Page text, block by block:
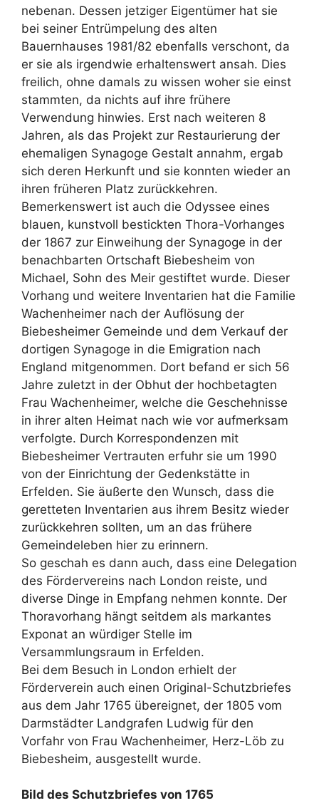
nebenan. Dessen jetziger Eigentümer hat sie
bei seiner Entrümpelung des alten
Bauernhauses 1981/82 ebenfalls verschont, da
er sie als irgendwie erhaltenswert ansah. Dies
freilich, ohne damals zu wissen woher sie einst
stammten, da nichts auf ihre frühere
Verwendung hinwies. Erst nach weiteren 8
Jahren, als das Projekt zur Restaurierung der
ehemaligen Synagoge Gestalt annahm, ergab
sich deren Herkunft und sie konnten wieder an
ihren früheren Platz zurückkehren.
Bemerkenswert ist auch die Odyssee eines
blauen, kunstvoll bestickten Thora-Vorhanges
der 1867 zur Einweihung der Synagoge in der
benachbarten Ortschaft Biebesheim von
Michael, Sohn des Meir gestiftet wurde. Dieser
Vorhang und weitere Inventarien hat die Familie
Wachenheimer nach der Auflösung der
Biebesheimer Gemeinde und dem Verkauf der
dortigen Synagoge in die Emigration nach
England mitgenommen. Dort befand er sich 56
Jahre zuletzt in der Obhut der hochbetagten
Frau Wachenheimer, welche die Geschehnisse
in ihrer alten Heimat nach wie vor aufmerksam
verfolgte. Durch Korrespondenzen mit
Biebesheimer Vertrauten erfuhr sie um 1990
von der Einrichtung der Gedenkstätte in
Erfelden. Sie äußerte den Wunsch, dass die
geretteten Inventarien aus ihrem Besitz wieder
zurückkehren sollten, um an das frühere
Gemeindeleben hier zu erinnern.
So geschah es dann auch, dass eine Delegation
des Fördervereins nach London reiste, und
diverse Dinge in Empfang nehmen konnte. Der
Thoravorhang hängt seitdem als markantes
Exponat an würdiger Stelle im
Versammlungsraum in Erfelden.
Bei dem Besuch in London erhielt der
Förderverein auch einen Original-Schutzbriefes
aus dem Jahr 1765 übereignet, der 1805 vom
Darmstädter Landgrafen Ludwig für den
Vorfahr von Frau Wachenheimer, Herz-Löb zu
Biebesheim, ausgestellt wurde.
Bild des Schutzbriefes von 1765